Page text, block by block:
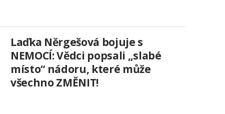
Laďka Něrgešová bojuje s
NEMOCÍ: Vědci popsali „slabé
místo“ nádoru, které může
všechno ZMĚNIT!